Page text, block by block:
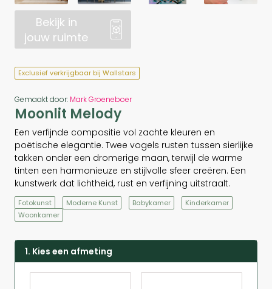
Bekijk in
jouw ruimte
Exclusief verkrijgbaar bij Wallstars
Gemaakt door: Mark Groeneboer
Moonlit Melody
Een verfijnde compositie vol zachte kleuren en
poëtische elegantie. Twee vogels rusten tussen sierlijke
takken onder een dromerige maan, terwijl de warme
tinten een harmonieuze en stijlvolle sfeer creëren. Een
kunstwerk dat lichtheid, rust en verfijning uitstraalt.
Fotokunst Moderne Kunst Babykamer
Kinderkamer
Woonkamer
1. Kies een afmeting